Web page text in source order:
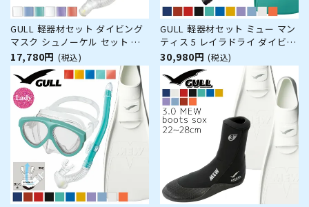
GULL 軽器材セット ダイビング
マスク シュノーケル セット 軽
器材 2点セット マンティス 5 レ
イラドライ ダイビングマスク ス
ノーケル シュノーケリングセッ
ト スキューバダイビング 度付き
対応 【mantis5-leilad
17,780円 (税込)
GULL 軽器材セット ミュー マン
ティス 5 レイラドライ ダイビン
グ マスク フィン シュノーケル
セット 軽器材 3点セット ダイビ
ングマスク フルフットフィン ス
ノーケル スキンダイビング スキ
ューバダイビング 軽
30,980円 (税込)